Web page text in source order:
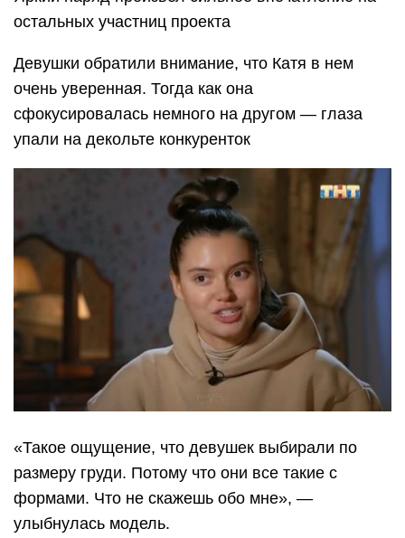
остальных участниц проекта
Девушки обратили внимание, что Катя в нем
очень уверенная. Тогда как она
сфокусировалась немного на другом — глаза
упали на декольте конкуренток
«Такое ощущение, что девушек выбирали по
размеру груди. Потому что они все такие с
формами. Что не скажешь обо мне», —
улыбнулась модель.